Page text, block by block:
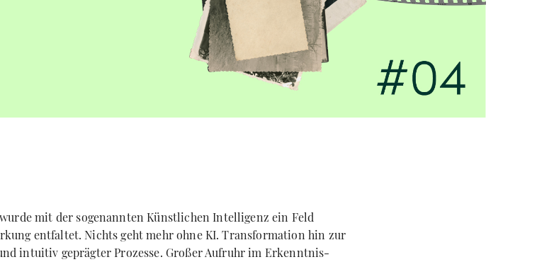
mit der sogenannten Künstlichen Intelligenz ein Feld
entfaltet. Nichts geht mehr ohne KI. Transformation hin zur
intuitiv geprägter Prozesse. Großer Aufruhr im Erkenntnis-